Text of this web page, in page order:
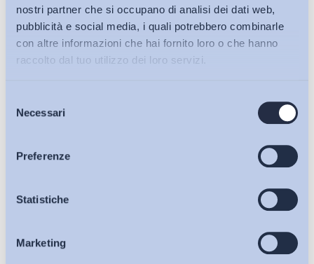
nostri partner che si occupano di analisi dei dati web,
pubblicità e social media, i quali potrebbero combinarle
con altre informazioni che hai fornito loro o che hanno
raccolto dal tuo utilizzo dei loro servizi.
delNecessari
Preferenze
Statistiche
Marketing
Bollettini ADAPT
Articoli
Osservatori
Eventi
sulla pagina della
Iscriviti